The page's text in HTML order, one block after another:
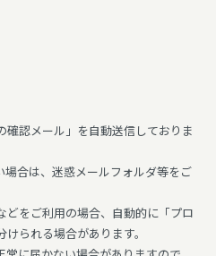
確認メール」を自動送信しておりま
場合は、迷惑メールフォルダ等をご
どをご利用の場合、自動的に「プロ
られる場合があります。